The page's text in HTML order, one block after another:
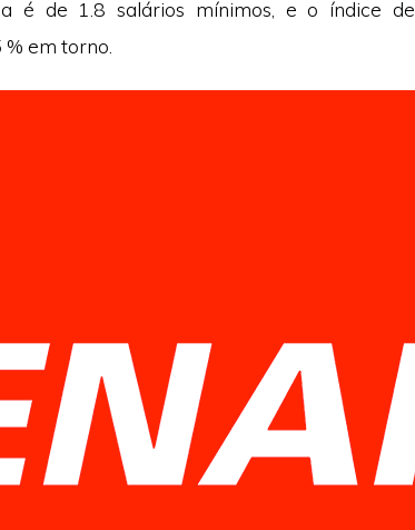
é de 1.8 salários mínimos, e o índice de
em torno.